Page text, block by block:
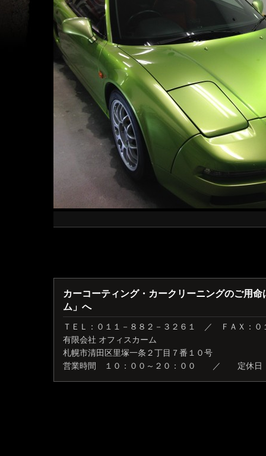
カーコーティング・カークリーニングのご用
ム」へ
ＴＥＬ：０１１－８８２－３２６１ ／ ＦＡＸ：０
有限会社 オフィスカーム
札幌市清田区里塚一条２丁目７番１０号
営業時間 １０：００～２０：００ ／ 定休日